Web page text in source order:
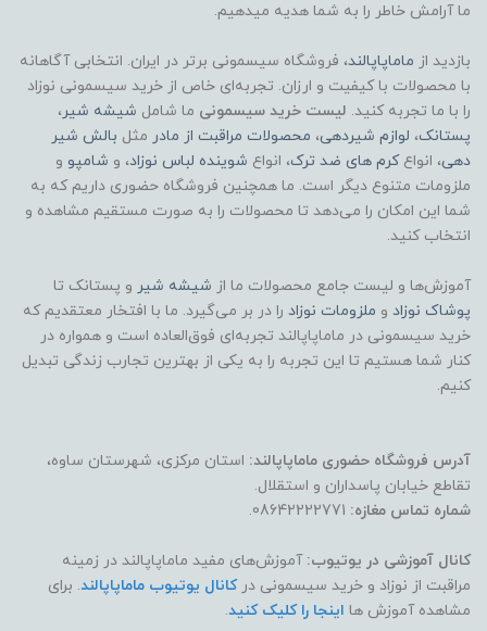
ما آرامش خاطر را به شما هدیه میدهیم.
بازدید از ماماپاپالند، فروشگاه سیسمونی برتر در ایران. انتخابی آگاهانه
با محصولات با کیفیت و ارزان. تجربه‌ای خاص از خرید سیسمونی نوزاد
را با ما تجربه کنید. لیست خرید سیسمونی ما شامل شیشه شیر،
پستانک، لوازم شیردهی، محصولات مراقبت از مادر مثل بالش شیر
دهی، انواعکرم های ضد ترک، انواع شوینده لباس نوزاد، و شامپو و
ملزومات متنوع دیگر است. ما همچنین فروشگاه حضوری داریم که به
شما این امکان را می‌دهد تا محصولات را به صورت مستقیم مشاهده و
انتخاب کنید.
آموزش‌ها و لیست جامع محصولات ما از شیشه شیر و پستانک تا
پوشاک نوزاد و ملزومات نوزاد را در بر می‌گیرد. ما با افتخار معتقدیم که
خرید سیسمونی در ماماپاپالند تجربه‌ای فوق‌العاده است و همواره در
کنار شما هستیم تا این تجربه را به یکی از بهترین تجارب زندگی تبدیل
کنیم.
آدرس فروشگاه حضوری ماماپاپالند: استان مرکزی، شهرستان ساوه،
تقاطع خیابان پاسداران و استقلال.
شماره تماس مغازه:
کانال آموزشی در یوتیوب: آموزش‌های مفید ماماپاپالند در زمینه
مراقبت از نوزاد و خرید سیسمونی درکانال یوتیوب ماماپاپالند. برای
مشاهده آموزش ها اینجا را کلیک کنید.